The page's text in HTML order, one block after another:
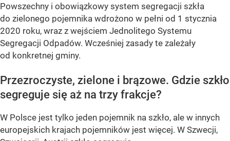
Powszechny i obowiązkowy system segregacji szkła
do zielonego pojemnika wdrożono w pełni od 1 stycznia
2020 roku, wraz z wejściem Jednolitego Systemu
Segregacji Odpadów. Wcześniej zasady te zależały
od konkretnej gminy.
Przezroczyste, zielone i brązowe. Gdzie szkło
segreguje się aż na trzy frakcje?
W Polsce jest tylko jeden pojemnik na szkło, ale w innych
europejskich krajach pojemników jest więcej. W Szwecji,